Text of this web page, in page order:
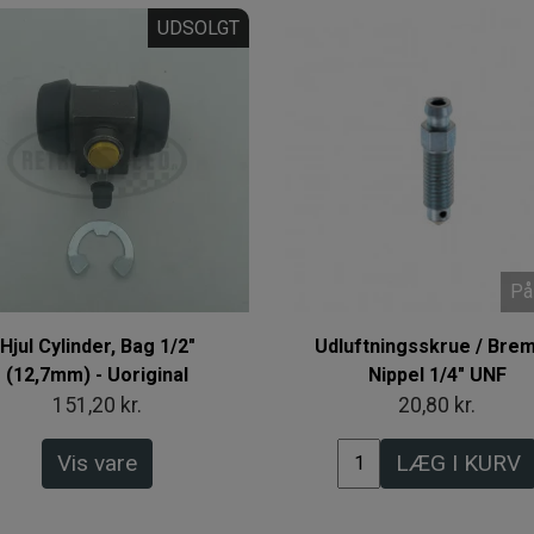
UDSOLGT
Hjul Cylinder, Bag 1/2"
(12,7mm) - Uoriginal
151,20 kr.
Vis vare
Udluftningsskrue /
Nippel 1/4" UNF
20,80 kr.
LÆG I KURV